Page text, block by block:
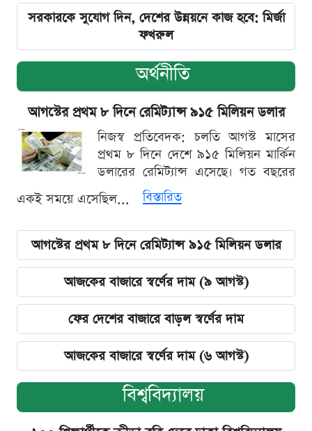
সরকারকে সুযোগ দিন, দেশের উন্নয়নে কাজ হবে: মির্জা
ফখরুল
অর্থনীতি
আগস্টের প্রথম ৮ দিনে রেমিট্যান্স ৯১৫ মিলিয়ন ডলার
নিজস্ব প্রতিবেদক: চলতি আগস্ট মাসের
প্রথম ৮ দিনে দেশে ৯১৫ মিলিয়ন মার্কিন
ডলারের রেমিট্যান্স এসেছে। গত বছরের
একই সময়ে এসেছিল...
বিস্তারিত
আগস্টের প্রথম ৮ দিনে রেমিট্যান্স ৯১৫ মিলিয়ন ডলার
আজকের বাজারে স্বর্ণের দাম (৯ আগস্ট)
ফের দেশের বাজারে বাড়ল স্বর্ণের দাম
আজকের বাজারে স্বর্ণের দাম (৬ আগস্ট)
বিশ্ববিদ্যালয়